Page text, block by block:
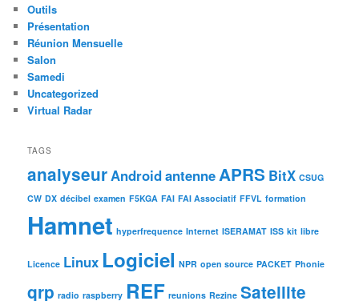
Outils
Présentation
Réunion Mensuelle
Salon
Samedi
Uncategorized
Virtual Radar
TAGS
analyseur Androidantenne APRS BitX CSUG
CW DX décibel examen F5KGA FAI FAI Associatif FFVL formation
Hamnet hyperfrequence Internet ISERAMAT ISS kit libre
Licence Linux Logiciel NPR open source PACKET Phonie
qrp radio raspberry REF reunions Rezine Satellite